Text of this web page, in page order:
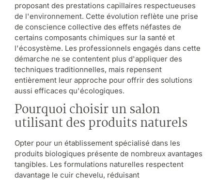
proposant des prestations capillaires respectueuses
de l'environnement. Cette évolution reflète une prise
de conscience collective des effets néfastes de
certains composants chimiques sur la santé et
l'écosystème. Les professionnels engagés dans cette
démarche ne se contentent plus d'appliquer des
techniques traditionnelles, mais repensent
entièrement leur approche pour offrir des solutions
aussi efficaces qu'écologiques.
Pourquoi choisir un salon
utilisant des produits naturels
Opter pour un établissement spécialisé dans les
produits biologiques présente de nombreux avantages
tangibles. Les formulations naturelles respectent
davantage le cuir chevelu, réduisant